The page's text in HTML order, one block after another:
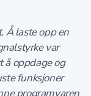
Å laste opp en
var
å oppdage og
funksjoner
programvaren